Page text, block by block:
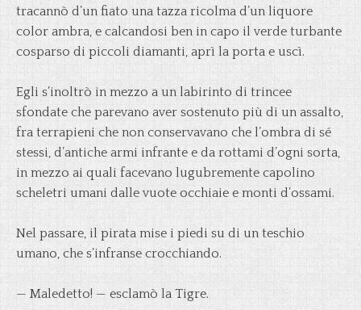
tracannò d’un fiato una tazza ricolma d’un liquore
color ambra, e calcandosi ben in capo il verde turbante
cosparso di piccoli diamanti, aprì la porta e uscì.
Egli s’inoltrò in mezzo a un labirinto di trincee
sfondate che parevano aver sostenuto più di un assalto,
fra terrapieni che non conservavano che l’ombra di sé
stessi, d’antiche armi infrante e da rottami d’ogni sorta,
in mezzo ai quali facevano lugubremente capolino
scheletri umani dalle vuote occhiaie e monti d’ossami.
Nel passare, il pirata mise i piedi su di un teschio
umano, che s’infranse crocchiando.
— Maledetto! — esclamò la Tigre.